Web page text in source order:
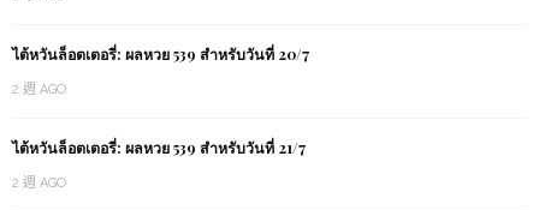
ไต้หวันล็อตเตอรี่: ผลหวย 539 สำหรับวันที่ 20/7
2 週 AGO
ไต้หวันล็อตเตอรี่: ผลหวย 539 สำหรับวันที่ 21/7
2 週 AGO